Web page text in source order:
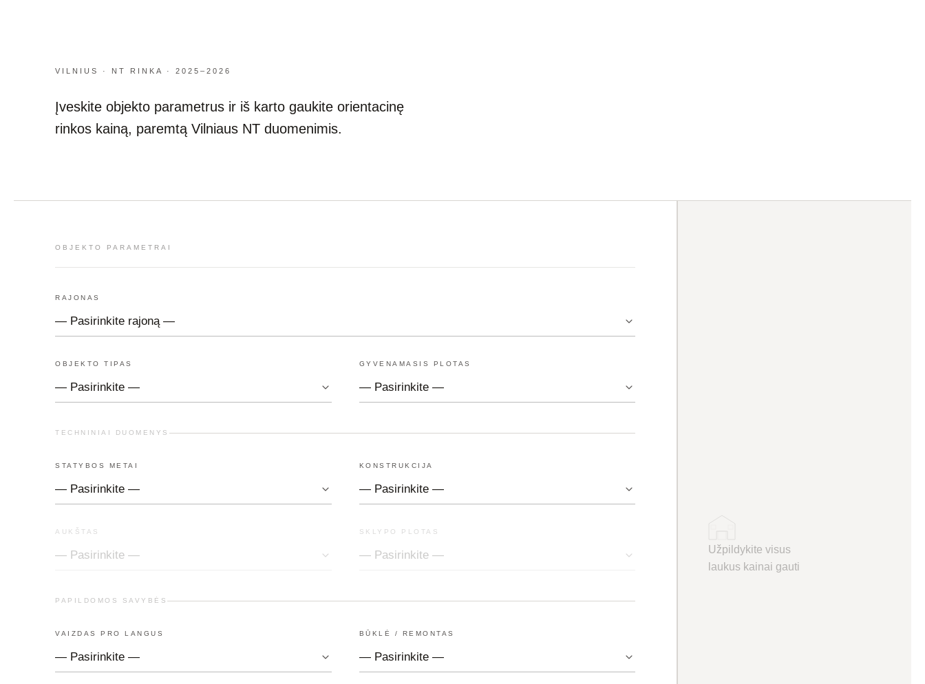
VILNIUS · NT RINKA · 2025–2026
Įveskite objekto parametrus ir iš karto gaukite orientacinę
rinkos kainą, paremtą Vilniaus NT duomenimis.
OBJEKTO PARAMETRAI
RAJONAS
OBJEKTO TIPAS GYVENAMASIS PLOTAS
TECHNINIAI DUOMENYS
STATYBOS METAI KONSTRUKCIJA
AUKŠTAS SKLYPO PLOTAS
PAPILDOMOS SAVYBĖS
VAIZDAS PRO LANGUS BŪKLĖ / REMONTAS
Užpildykite visus
laukus kainai gauti